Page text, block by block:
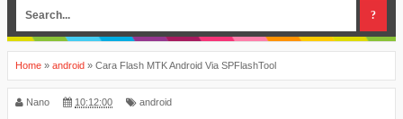
Home » android » Cara Flash MTK Android Via SPFlashTool
Nano 10:12:00 android